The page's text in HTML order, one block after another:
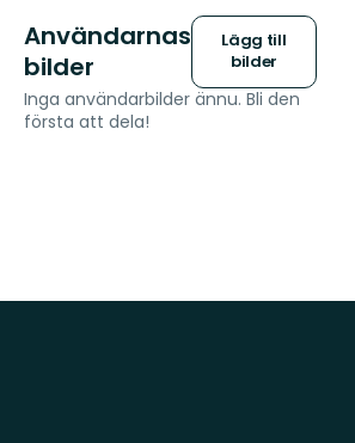
Användarnas
bilder
Lägg till
bilder
Inga användarbilder ännu. Bli den
första att dela!